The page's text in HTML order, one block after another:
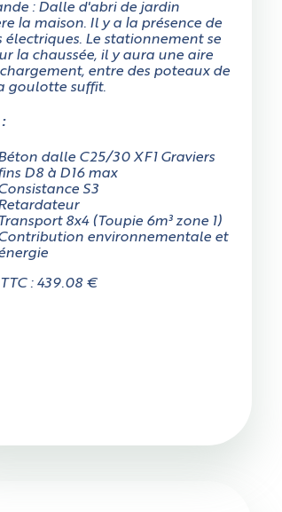
mesure-t'il au
: Dalle d'abri de jardin
la maison. Il y a la présence de
électriques. Le stationnement se
la chaussée, il y aura une aire
entre des poteaux de
goulotte suffit.
dalle C25/30 XF1 Graviers
D8 à D16 max
S3
Transport 8x4 (Toupie 6m³ zone 1)
environnementale et
: 439.08 €